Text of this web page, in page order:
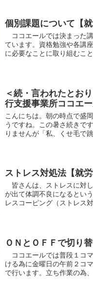
個別課題について【
ココエールでは決まった
ています。資格勉強や各講
に必要なことに取り組むこ
＜続・言われたとお
行支援事業所ココエ
こんにちは。朝の時点で盛
うですね。この暑さ続きで
りませんが「私、くせ毛で
ストレス対処法【就
皆さんは、ストレスに対
が出て体調不良になるとい
レスコーピング（ストレス
ＯＮとＯＦＦで切り
ココエールでは普段１コ
ける為に金曜日の午前２コ
で行います。立ち作業の為